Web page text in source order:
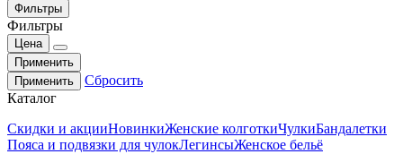
Фильтры
Фильтры
Цена
Применить
Применить
Сбросить
Каталог
Скидки и акцииНовинкиЖенские колготкиЧулкиБандалетки
Пояса и подвязки для чулокЛегинсыЖенское бельё